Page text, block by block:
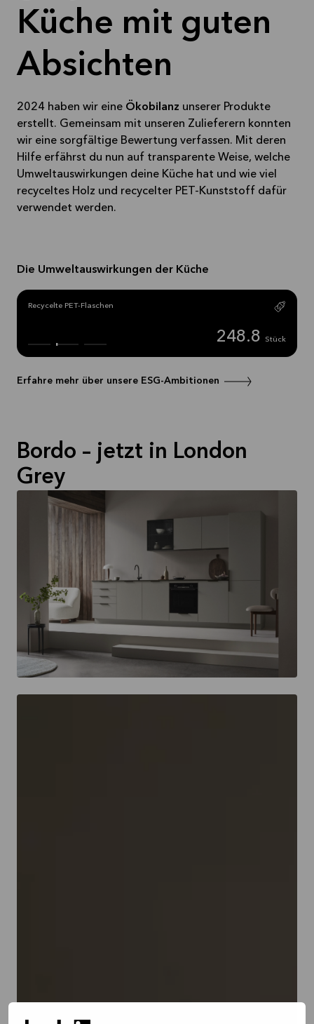
Küche mit guten
Absichten
2024 haben wir eine Ökobilanz unserer Produkte
erstellt. Gemeinsam mit unseren Zulieferern konnten
wir eine sorgfältige Bewertung verfassen. Mit deren
Hilfe erfährst du nun auf transparente Weise, welche
Umweltauswirkungen deine Küche hat und wie viel
recyceltes Holz und recycelter PET-Kunststoff dafür
verwendet werden.
Die Umweltauswirkungen der Küche
Recycelte PET-Flaschen
248.8 Stück
Erfahre mehr über unsere ESG-Ambitionen
Bordo – jetzt in London
Grey